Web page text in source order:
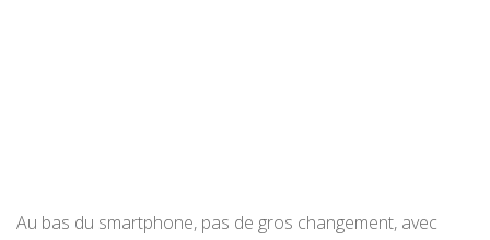
Au bas du smartphone, pas de gros changement, avec